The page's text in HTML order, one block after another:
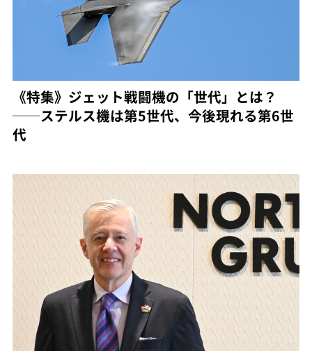
《特集》ジェット戦闘機の「世代」とは？
──ステルス機は第5世代、今後現れる第6世
代